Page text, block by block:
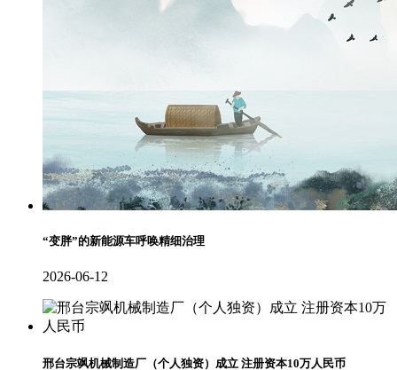
“变胖”的新能源车呼唤精细治理
2026-06-12
邢台宗飒机械制造厂（个人独资）成立 注册资本10万人民币